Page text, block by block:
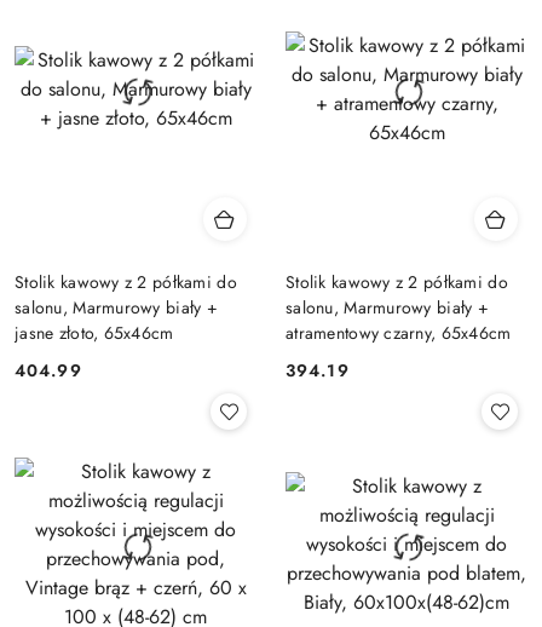
Stolik kawowy z 2 półkami do
salonu, Marmurowy biały +
jasne złoto, 65x46cm
Cena:
404.99
Stolik kawowy z 2 półkami do
salonu, Marmurowy biały +
atramentowy czarny, 65x46cm
Cena:
394.19